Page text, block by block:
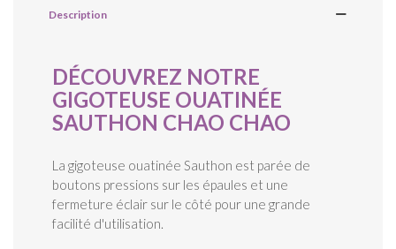
Description
DÉCOUVREZ NOTRE
GIGOTEUSE OUATINÉE
SAUTHON CHAO CHAO
La gigoteuse ouatinée Sauthon est parée de
boutons pressions sur les épaules et une
fermeture éclair sur le côté pour une grande
facilité d'utilisation.